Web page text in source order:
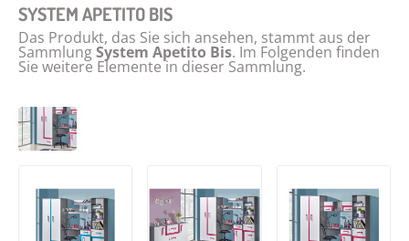
SYSTEM APETITO BIS
Das Produkt, das Sie sich ansehen, stammt aus der
SammlungSystem Apetito Bis. Im Folgenden finden
Sie weitere Elemente in dieser Sammlung.